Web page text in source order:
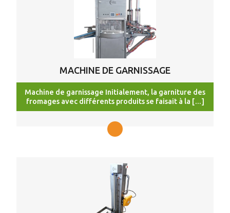
MACHINE DE GARNISSAGE
Machine de garnissage Initialement, la garniture des
fromages avec différents produits se faisait à la […]